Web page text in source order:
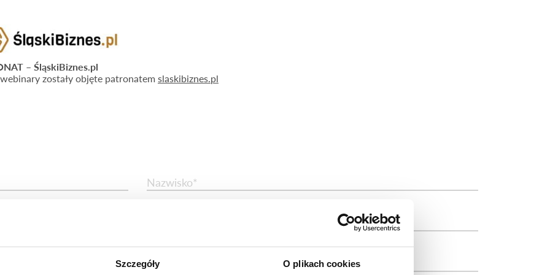
Szczegóły O plikach cookies
– ŚląskiBiznes.pl
zostały objęte patronatem slaskibiznes.pl
Nazwisko*
nie dotyczy)